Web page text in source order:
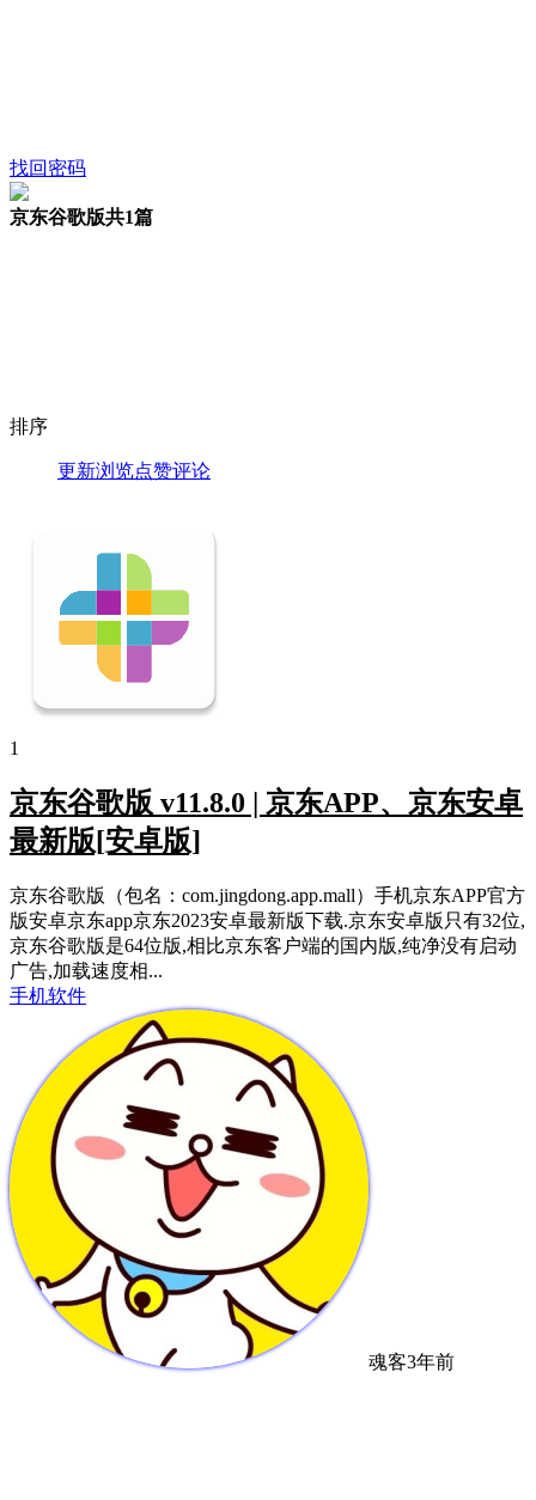
找回密码
京东谷歌版共1篇
排序
更新浏览点赞评论
1
京东谷歌版 v11.8.0 | 京东APP、京东安卓
最新版[安卓版]
京东谷歌版（包名：com.jingdong.app.mall）手机京东APP官方
版安卓京东app京东2023安卓最新版下载.京东安卓版只有32位,
京东谷歌版是64位版,相比京东客户端的国内版,纯净没有启动
广告,加载速度相...
手机软件
魂客3年前